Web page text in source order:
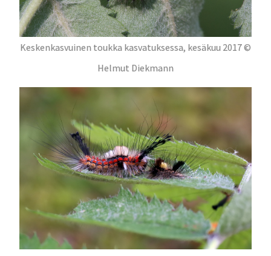
Keskenkasvuinen toukka kasvatuksessa, kesäkuu 2017 ©
Helmut Diekmann